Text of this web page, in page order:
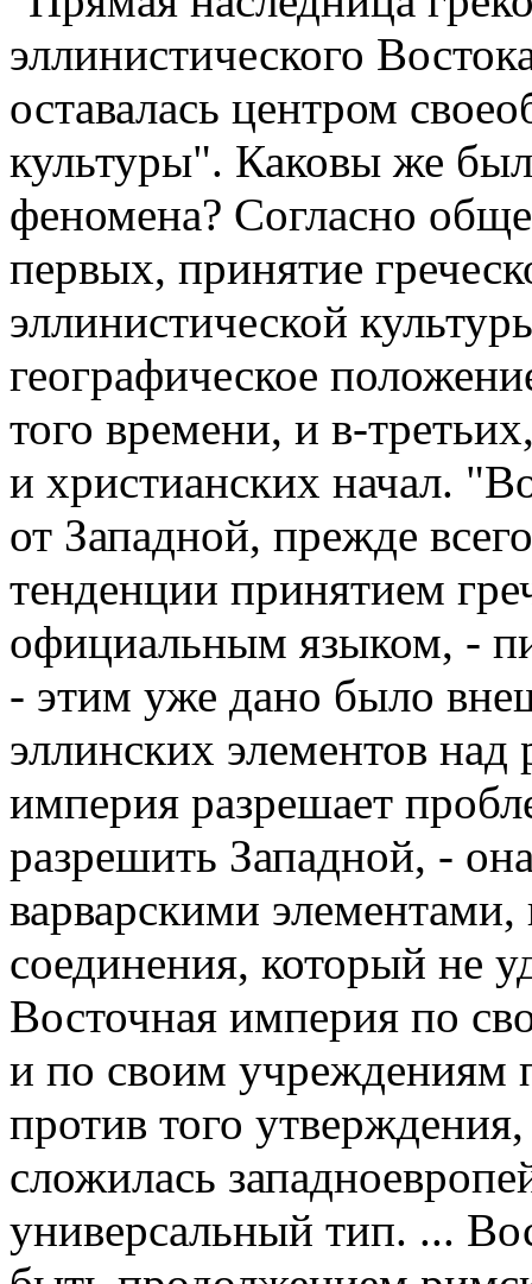
эллинистического
оставалась центром
культуры". Каковы же
феномена? Согласно
первых, принятие
эллинистической
географическое
того времени, и в-
и христианских начал.
от Западной, прежде
тенденции принятием
официальным языком, -
- этим уже дано было
эллинских элементов
империя разрешает
разрешить Западной, -
варварскими
соединения, который не
Восточная империя по
и по своим учреждениям
против того
сложилась
универсальный тип. ...